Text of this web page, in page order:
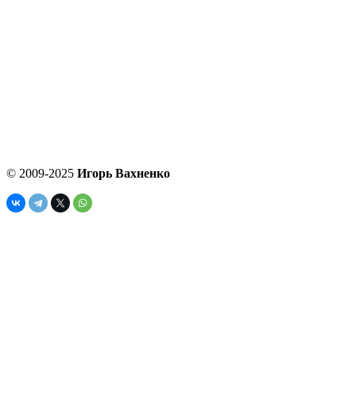
© 2009-2025 Игорь Вахненко